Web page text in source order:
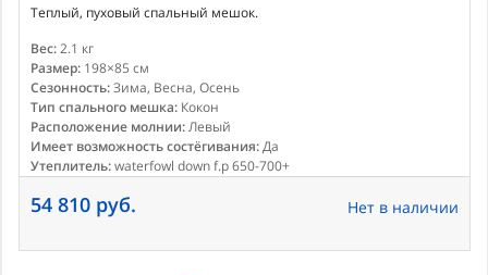
Теплый, пуховый спальный мешок.
Вес:2.1 кг
Размер: 198×85 см
Сезонность:Зима, Весна, Осень
Тип спального мешка: Кокон
Расположение молнии:Левый
Имеет возможность состёгивания:Да
Утеплитель:waterfowl down f.p 650-700+
54 810 руб. Нет в наличии